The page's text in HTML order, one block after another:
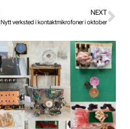
NEXT
Nytt verksted i kontaktmikrofoner i oktober